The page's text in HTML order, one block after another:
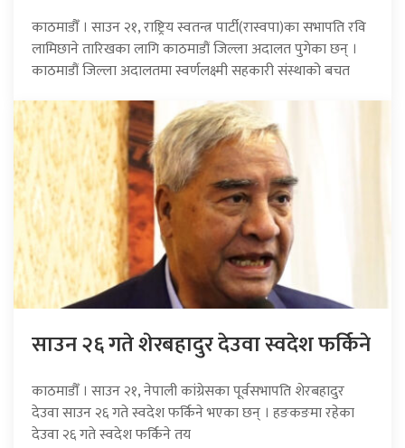
काठमाडौँ । साउन २१, राष्ट्रिय स्वतन्त्र पार्टी(रास्वपा)का सभापति रवि
लामिछाने तारिखका लागि काठमाडौं जिल्ला अदालत पुगेका छन् ।
काठमाडौं जिल्ला अदालतमा स्वर्णलक्ष्मी सहकारी संस्थाको बचत
साउन २६ गते शेरबहादुर देउवा स्वदेश फर्किने
काठमाडौँ । साउन २१, नेपाली कांग्रेसका पूर्वसभापति शेरबहादुर
देउवा साउन २६ गते स्वदेश फर्किने भएका छन् । हङकङमा रहेका
देउवा २६ गते स्वदेश फर्किने तय